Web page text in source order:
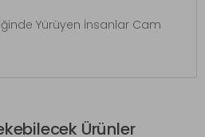
Yürüyen İnsanlar Cam
Ürünler